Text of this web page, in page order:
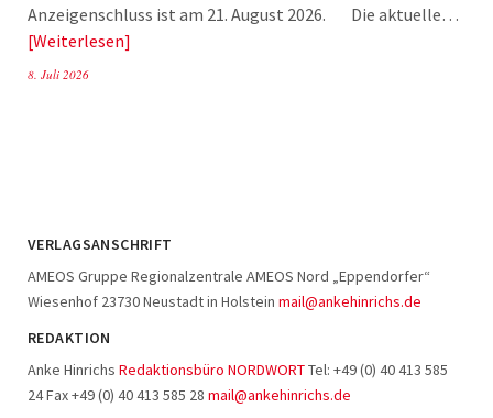
Anzeigenschluss ist am 21. August 2026. Die aktuelle…
Weiterlesen
8. Juli 2026
VERLAGSANSCHRIFT
AMEOS Gruppe Regionalzentrale AMEOS Nord „Eppendorfer“
Wiesenhof 23730 Neustadt in Holstein mail@ankehinrichs.de
REDAKTION
Anke Hinrichs Redaktionsbüro NORDWORTTel: +49 (0) 40 413 585
24 Fax +49 (0) 40 413 585 28 mail@ankehinrichs.de